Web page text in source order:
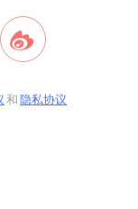
和隐私协议